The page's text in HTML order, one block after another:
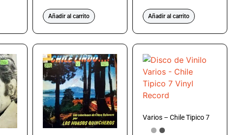
Añadir al carrito Añadir al carrito
Varios – Chile Tipico 7